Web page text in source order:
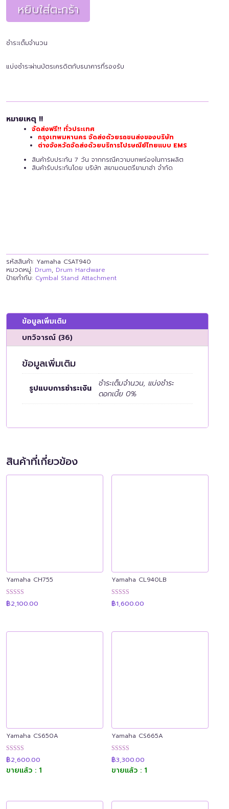
หยิบใส่ตะกร้า
ชำระเต็มจำนวน
แบ่งชำระผ่านบัตรเครดิตกับธนาคารที่รองรับ
หมายเหตุ !!
จัดส่งฟรี!! ทั่วประเทศ
กรุงเทพมหานคร จัดส่งด้วยรถขนส่งของบริษัท
ต่างจังหวัดจัดส่งด้วยบริการไปรษณีย์ไทยแบบ EMS
สินค้ารับประกัน 7 วัน จากกรณีความบกพร่องในการผลิต
สินค้ารับประกันโดย บริษัท สยามดนตรียามาฮ่า จำกัด
รหัสสินค้า: Yamaha CSAT940
หมวดหมู่: Drum, Drum Hardware
ป้ายกำกับ: Cymbal Stand Attachment
ข้อมูลเพิ่มเติม
บทวิจารณ์ (36)
ข้อมูลเพิ่มเติม
รูปแบบการชำระเงิน
ชำระเต็มจำนวน, แบ่งชำระ
ดอกเบี้ย 0%
สินค้าที่เกี่ยวข้อง
Yamaha CH755
ให้คะแนน
4.91
฿2,100.00
Yamaha CL940LB
ให้คะแนน
4.90
฿1,600.00
Yamaha CS650A
ให้คะแนน
4.91
ตั้งแต่ 1-5
฿2,600.00
ขายแล้ว : 1
Yamaha CS665A
ให้คะแนน
4.89
ตั้งแต่ 1-5
฿3,300.00
ขายแล้ว : 1